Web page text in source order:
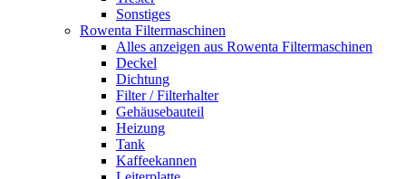
Sonstiges
Rowenta Filtermaschinen
Alles anzeigen aus Rowenta Filtermaschinen
Deckel
Dichtung
Filter / Filterhalter
Gehäusebauteil
Heizung
Tank
Kaffeekannen